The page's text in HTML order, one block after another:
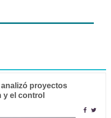
proyectos
y el control